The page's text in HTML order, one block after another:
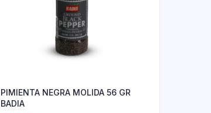
PIMIENTA NEGRA MOLIDA 56 GR
BADIA